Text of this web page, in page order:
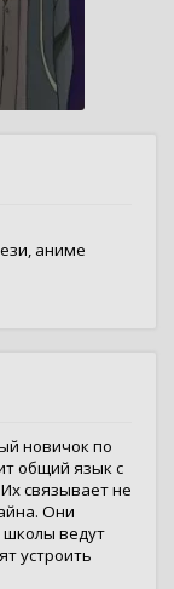
, аниме
новичок по
общий язык с
связывает не
Они
школы ведут
устроить